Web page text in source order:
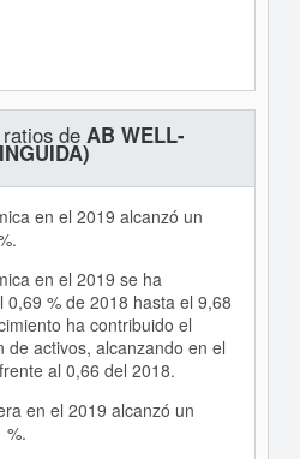
de AB WELL-
en el 2019 alcanzó un
en el 2019 se ha
% de 2018 hasta el 9,68
ha contribuido el
de activos, alcanzando en el
al 0,66 del 2018.
en el 2019 alcanzó un
%.